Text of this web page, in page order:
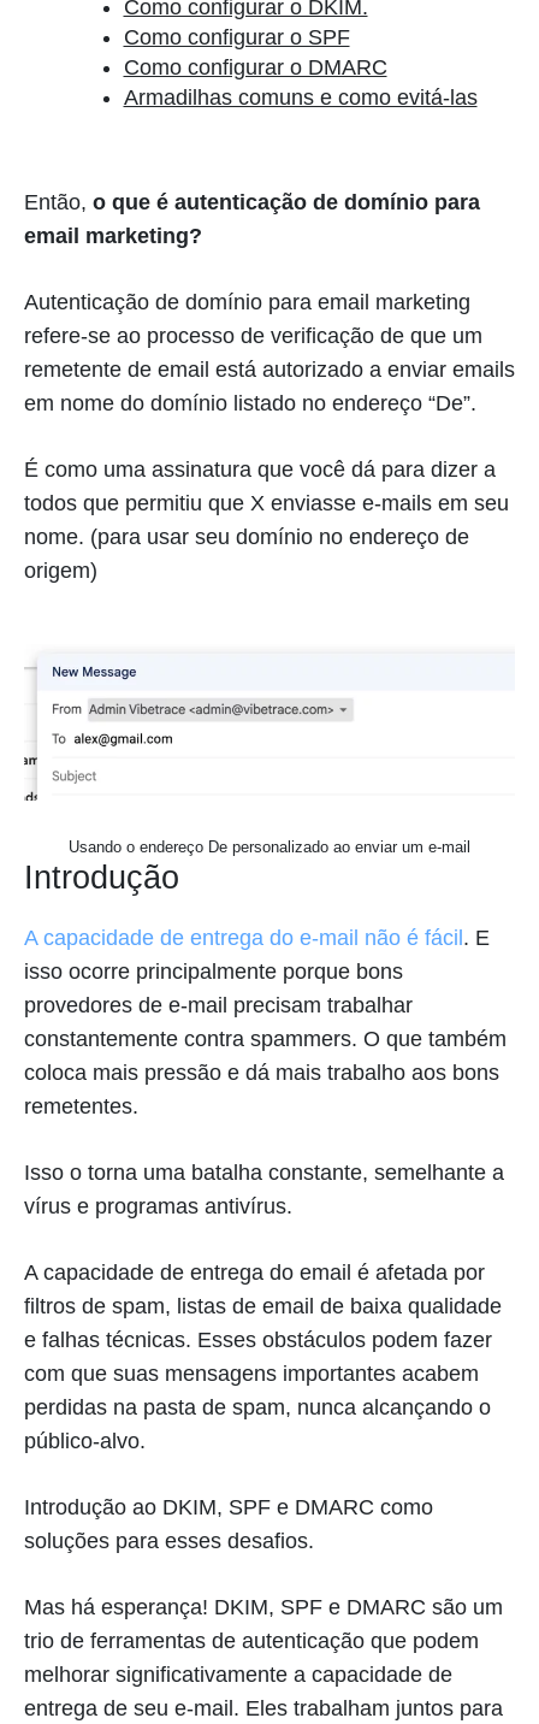
Como configurar o DKIM.
Como configurar o SPF
Como configurar o DMARC
Armadilhas comuns e como evitá-las
Então, o que é autenticação de domínio para
email marketing?
Autenticação de domínio para email marketing
refere-se ao processo de verificação de que um
remetente de email está autorizado a enviar emails
em nome do domínio listado no endereço “De”.
É como uma assinatura que você dá para dizer a
todos que permitiu que X enviasse e-mails em seu
nome. (para usar seu domínio no endereço de
origem)
Usando o endereço De personalizado ao enviar um e-mail
Introdução
A capacidade de entrega do e-mail não é fácil. E
isso ocorre principalmente porque bons
provedores de e-mail precisam trabalhar
constantemente contra spammers. O que também
coloca mais pressão e dá mais trabalho aos bons
remetentes.
Isso o torna uma batalha constante, semelhante a
vírus e programas antivírus.
A capacidade de entrega do email é afetada por
filtros de spam, listas de email de baixa qualidade
e falhas técnicas. Esses obstáculos podem fazer
com que suas mensagens importantes acabem
perdidas na pasta de spam, nunca alcançando o
público-alvo.
Introdução ao DKIM, SPF e DMARC como
soluções para esses desafios.
Mas há esperança! DKIM, SPF e DMARC são um
trio de ferramentas de autenticação que podem
melhorar significativamente a capacidade de
entrega de seu e-mail. Eles trabalham juntos para